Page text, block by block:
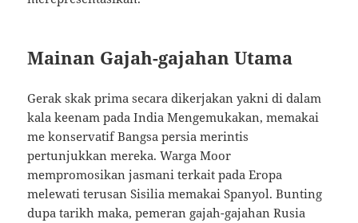
Mainan Gajah-gajahan Utama
Gerak skak prima secara dikerjakan yakni di dalam
kala keenam pada India Mengemukakan, memakai
me konservatif Bangsa persia merintis
pertunjukkan mereka. Warga Moor
mempromosikan jasmani terkait pada Eropa
melewati terusan Sisilia memakai Spanyol. Bunting
dupa tarikh maka, pemeran gajah-gajahan Rusia